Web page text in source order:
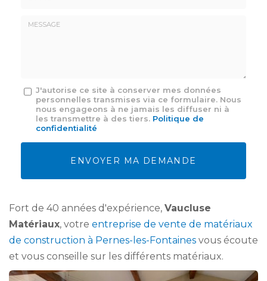
Message
J'autorise ce site à conserver mes données
personnelles transmises via ce formulaire. Nous
nous engageons à ne jamais les diffuser ni à
les transmettre à des tiers. Politique de
confidentialité
Acceptation
*
ENVOYER MA DEMANDE
Fort de 40 années d'expérience, Vaucluse
Matériaux, votre entreprise de vente de matériaux
de construction à Pernes-les-Fontaines vous écoute
et vous conseille sur les différents matériaux.